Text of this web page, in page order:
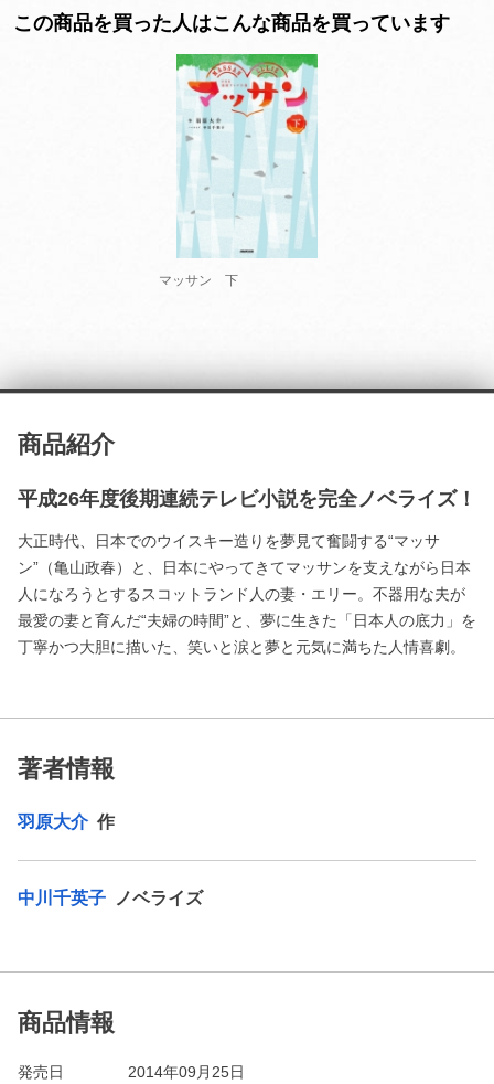
この商品を買った人はこんな商品を買っています
マッサン 下
商品紹介
平成26年度後期連続テレビ小説を完全ノベライズ！
大正時代、日本でのウイスキー造りを夢見て奮闘する“マッサ
ン”（亀山政春）と、日本にやってきてマッサンを支えながら日本
人になろうとするスコットランド人の妻・エリー。不器用な夫が
最愛の妻と育んだ“夫婦の時間”と、夢に生きた「日本人の底力」を
丁寧かつ大胆に描いた、笑いと涙と夢と元気に満ちた人情喜劇。
著者情報
羽原大介 作
中川千英子 ノベライズ
商品情報
発売日
2014年09月25日